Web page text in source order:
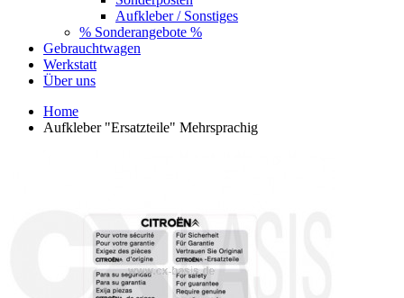
Aufkleber / Sonstiges
% Sonderangebote %
Gebrauchtwagen
Werkstatt
Über uns
Home
Aufkleber "Ersatzteile" Mehrsprachig